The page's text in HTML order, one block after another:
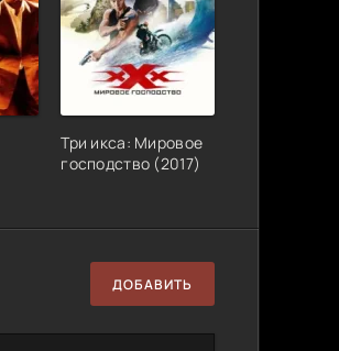
Три икса: Мировое
господство (2017)
ДОБАВИТЬ